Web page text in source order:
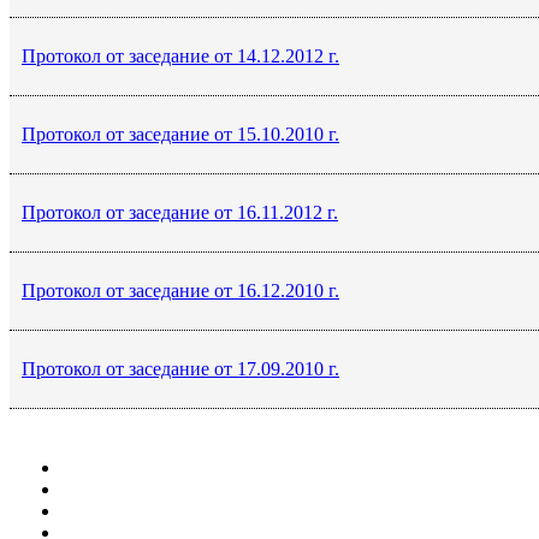
Протокол от заседание от 14.12.2012 г.
Протокол от заседание от 15.10.2010 г.
Протокол от заседание от 16.11.2012 г.
Протокол от заседание от 16.12.2010 г.
Протокол от заседание от 17.09.2010 г.